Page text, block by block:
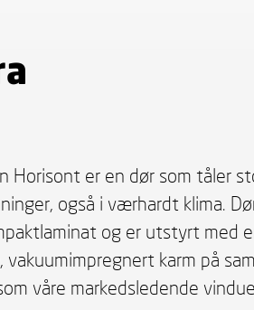
Horisont er en dør som tåler
også i værhardt klima.
og er utstyrt med
vakuumimpregnert karm på
våre markedsledende